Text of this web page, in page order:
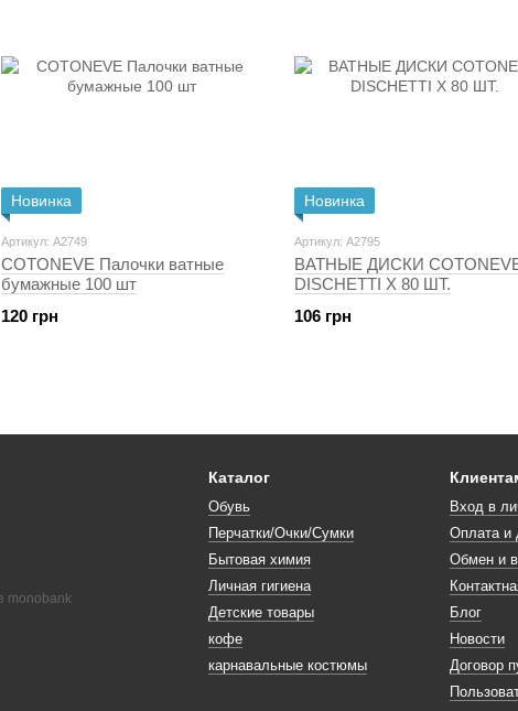
Новинка
Артикул: A2749
COTONEVE Палочки ватные
бумажные 100 шт
120 грн
Новинка
Артикул: A2795
ВАТНЫЕ ДИСКИ
DISCHETTI X 80 ШТ.
106 грн
Каталог
Обувь
Перчатки/Очки/Сумки
Бытовая химия
Личная гигиена
Детские товары
кофе
карнавальные костюмы
Вход в
Оплата и
Обмен и
Блог
Новости
Договор